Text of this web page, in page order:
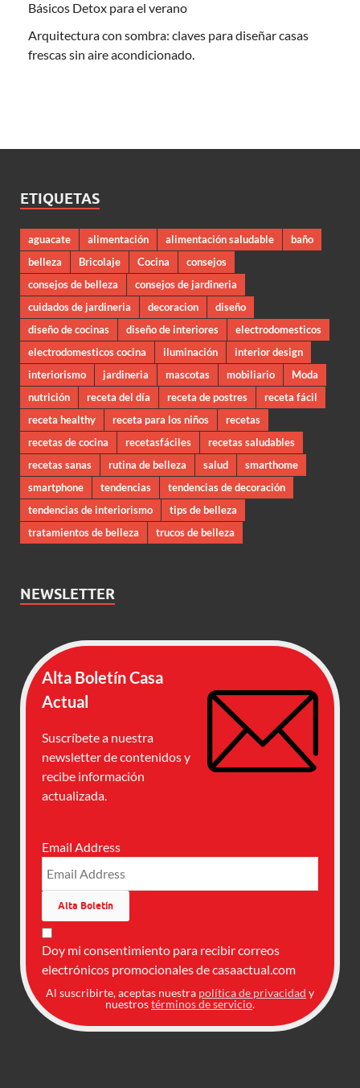
Básicos Detox para el verano
Arquitectura con sombra: claves para diseñar casas
frescas sin aire acondicionado.
ETIQUETAS
aguacate alimentación alimentación saludable
baño
belleza
Bricolaje Cocina
consejos
consejos de belleza
consejos de jardineria
cuidados de jardineria
decoracion
diseño
diseño de cocinas
diseño de interiores
electrodomesticos
electrodomesticos cocina
iluminación
interior design
interiorismo
jardineria mascotas mobiliario
Moda
nutrición
receta del día receta de postres
receta fácil
receta healthy
receta para los niños
recetas
recetas de cocina
recetasfáciles
recetas saludables
recetas sanas
rutina de belleza salud
smarthome
smartphone
tendencias
tendencias de decoración
tendencias de interiorismo
tips de belleza
tratamientos de belleza
trucos de belleza
NEWSLETTER
Alta Boletín Casa
Actual
Suscríbete a nuestra
newsletter de contenidos y
recibe información
actualizada.
Email Address
Doy mi consentimiento para recibir correos
electrónicos promocionales de casaactual.com
Al suscribirte, aceptas nuestra política de privacidad y
nuestrostérminos de servicio.